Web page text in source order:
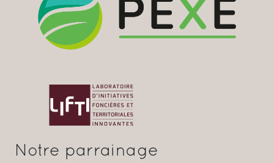
Notre parrainage